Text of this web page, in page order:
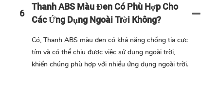
6 Thanh ABS Màu Đen Có Phù Hợp Cho
Các Ứng Dụng Ngoài Trời Không?
Có, Thanh ABS màu đen có khả năng chống tia cực
tím và có thể chịu được việc sử dụng ngoài trời,
khiến chúng phù hợp với nhiều ứng dụng ngoài trời.